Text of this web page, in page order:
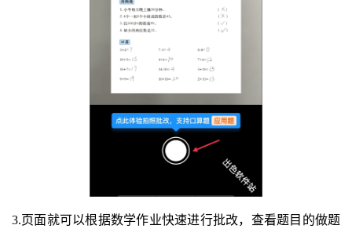
3.页面就可以根据数学作业快速进行批改，查看题目的做题